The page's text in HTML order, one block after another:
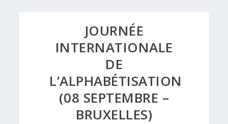
JOURNÉE
INTERNATIONALE
DE
L’ALPHABÉTISATION
(08 SEPTEMBRE –
BRUXELLES)